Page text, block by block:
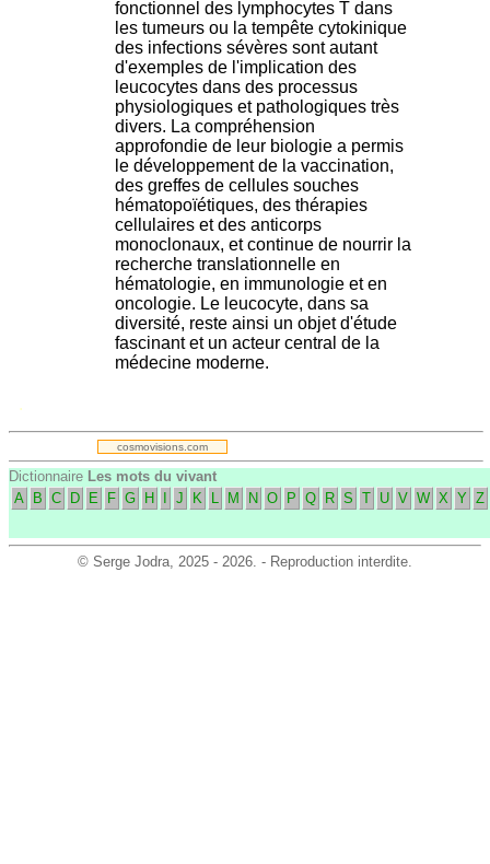
fonctionnel des lymphocytes T dans
les tumeurs ou la tempête cytokinique
des infections sévères sont autant
d'exemples de l'implication des
leucocytes dans des processus
physiologiques et pathologiques très
divers. La compréhension
approfondie de leur biologie a permis
le développement de la vaccination,
des greffes de cellules souches
hématopoïétiques, des thérapies
cellulaires et des anticorps
monoclonaux, et continue de nourrir la
recherche translationnelle en
hématologie, en immunologie et en
oncologie. Le leucocyte, dans sa
diversité, reste ainsi un objet d'étude
fascinant et un acteur central de la
médecine moderne.
.
cosmovisions.com
Dictionnaire Les mots du vivant
A
B C D E F G H J K L M N O P Q R S T U V W X Y Z
© Serge Jodra, 2025 - 2026. - Reproduction interdite.